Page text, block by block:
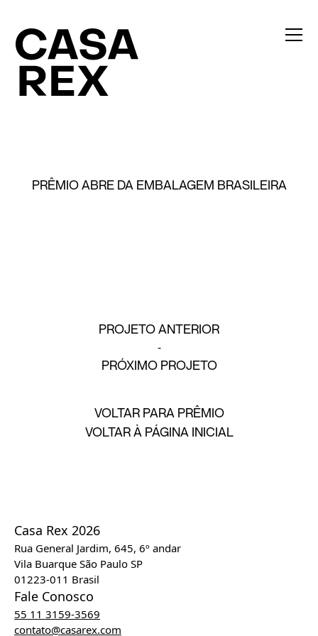
PRÊMIO ABRE DA EMBALAGEM BRASILEIRA
PROJETO ANTERIOR
PRÓXIMO PROJETO
VOLTAR PARA PRÊMIO
VOLTAR À PÁGINA INICIAL
Casa Rex 2026
Rua General Jardim, 645, 6º andar
Vila Buarque São Paulo SP
01223-011 Brasil
Fale Conosco
55 11 3159-3569
contato@casarex.com